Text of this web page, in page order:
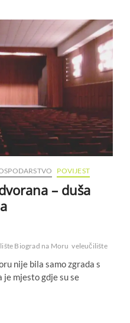
POVIJEST
– duša
Biograd na Moru veleučilište
nije bila samo zgrada s
je mjesto gdje su se